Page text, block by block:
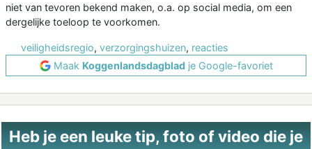
niet van tevoren bekend maken, o.a. op social media, om een
dergelijke toeloop te voorkomen.
veiligheidsregio, verzorgingshuizen, reacties
Maak Koggenlandsdagbladje Google-favoriet
Heb je een leuke tip, foto of video die je